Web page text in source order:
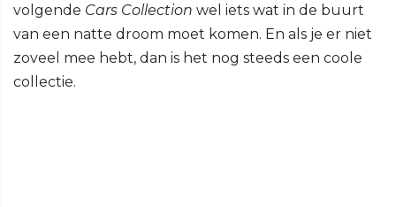
volgende Cars Collection wel iets wat in de buurt
van een natte droom moet komen. En als je er niet
zoveel mee hebt, dan is het nog steeds een coole
collectie.